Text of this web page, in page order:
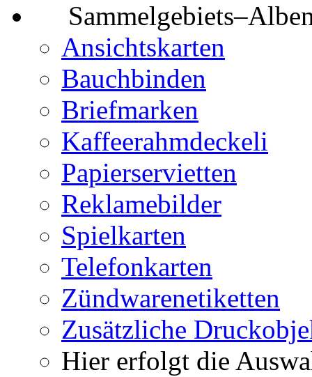
Ansichtskarten
Bauchbinden
Briefmarken
Kaffeerahmdeckeli
Papierservietten
Reklamebilder
Spielkarten
Telefonkarten
Zündwarenetiketten
Zusätzliche
Hier erfolgt die